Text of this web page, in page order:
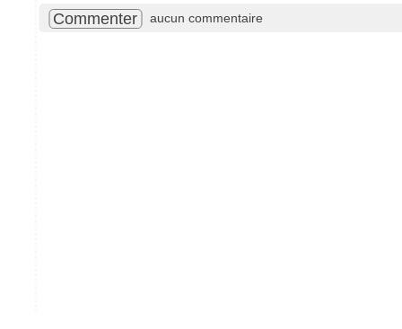
Commenter aucun commentaire